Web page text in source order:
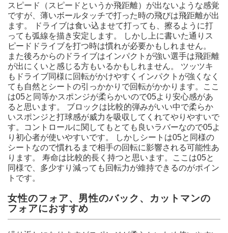
スピード（スピードというか飛距離）が出ないような感覚
ですが、薄いボールタッチで打った時の飛びは飛距離が出
ます。 ドライブは食い込ませて打っても、擦るように打
っても弧線を描き安定します。 しかし上に書いた通りス
ピードドライブを打つ時は慣れが必要かもしれません。
また後ろからのドライブはインパクトが強い選手は飛距離
が出にくいと感じる方もいるかもしれません。 ツッツキ
もドライブ同様に回転がかけやすくインパクトが強くなく
ても自然とシートの引っかかりで回転がかかります。ここ
は05と同等かスポンジが柔らかいので05より安心感があ
ると思います。 ブロックは比較的弾みがいい中で柔らか
いスポンジと打球感が威力を吸収してくれてやりやすいで
す。コントロールに関してもとても良いラバーなので05よ
り初心者が使いやすいです。 しかしシートは05と同様の
シートなので慣れるまで相手の回転に影響される可能性あ
ります。 寿命は比較的長く持つと思います。ここは05と
同様で、多少すり減っても回転力が維持できるのがポイン
トです。
女性のフォア、男性のバック、カットマンの
フォアにおすすめ